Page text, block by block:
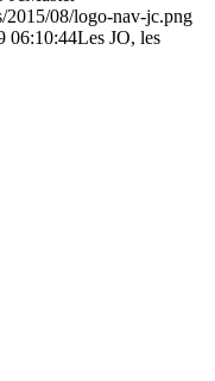
08/logo-nav-jc.png
06:10:44Les JO, les